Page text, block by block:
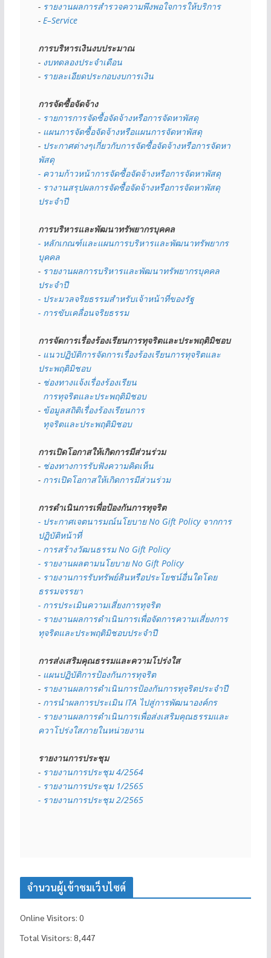
- รายงานผลการสำรวจความพึงพอใจการให้บริการ
- E–Service
การบริหารเงินงบประมาณ
- งบทดลองประจำเดือน
- รายละเอียดประกอบงบการเงิน
การจัดซื้อจัดจ้าง
- รายการการจัดซื้อจัดจ้างหรือการจัดหาพัสดุ
- แผนการจัดซื้อจัดจ้างหรือแผนการจัดหาพัสดุ
- ประกาศต่างๆเกี่ยวกับการจัดซื้อจัดจ้างหรือการจัดหา
พัสดุ
- ความก้าวหน้าการจัดซื้อจัดจ้างหรือการจัดหาพัสดุ
- รางานสรุปผลการจัดซื้อจัดจ้างหรือการจัดหาพัสดุ
ประจำปี
การบริหารและพัฒนาทรัพยากรบุคคล
- หลักเกณฑ์และแผนการบริหารและพัฒนาทรัพยากร
บุคคล
- รายงานผลการบริหารและพัฒนาทรัพยากรบุคคล
ประจำปี
- ประมวลจริยธรรมสำหรับเจ้าหน้าที่ของรัฐ
- การขับเคลื่อนจริยธรรม
การจัดการเรื่องร้องเรียนการทุจริตและประพฤติมิชอบ
- แนวปฏิบัติการจัดการเรื่องร้องเรียนการทุจริตและ
ประพฤติมิชอบ
- ช่องทางแจ้งเรื่องร้องเรียน
  การทุจริตและประพฤติมิชอบ
- ข้อมูลสถิติเรื่องร้องเรียนการ
  ทุจริตและประพฤติมิชอบ
การเปิดโอกาสให้เกิดการมีส่วนร่วม
- ช่องทางการรับฟังความคิดเห็น
- การเปิดโอกาสให้เกิดการมีส่วนร่วม
การดำเนินการเพื่อป้องกันการทุจริต
- ประกาศเจตนารมณ์นโยบาย No Gift Policy จากการ
ปฏิบัติหน้าที่
- การสร้างวัฒนธรรม No Gift Policy
- รายงานผลตามนโยบาย No Gift Policy
- รายงานการรับทรัพย์สินหรือประโยชน์อื่นใดโดย
ธรรมจรรยา
- การประเมินความเสี่ยงการทุจริต
- รายงานผลการดำเนินการเพื่อจัดการความเสี่ยงการ
ทุจริตและประพฤติมิชอบประจำปี
การส่งเสริมคุณธรรมและความโปร่งใส
- แผนปฏิบัติการป้องกันการทุจริต
- รายงานผลการดำเนินการป้องกันการทุจริตประจำปี
- การนำผลการประเมิน ITA ไปสู่การพัฒนาองค์กร
- รายงานผลการดำเนินการเพื่อส่งเสริมคุณธรรมและ
ควาโปร่งใสภายในหน่วยงาน
รายงานการประชุม
- รายงานการประชุม 4/2564
- รายงานการประชุม 1/2565
- รายงานการประชุม 2/2565
จำนวนผู้เข้าชมเว็บไซต์
Online Visitors: 0
Total Visitors: 8,447